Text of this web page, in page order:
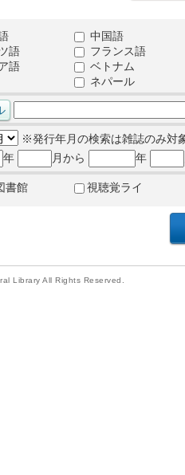
中国語
語
フランス語
語
ベトナム
ネパール
※発行年月の検索は雑誌のみ対
年
月から 年
書館 視聴覚ライ
Library All Rights Reserved.